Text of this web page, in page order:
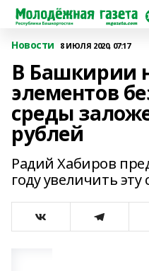
Новости 8 ИЮЛЯ 2020, 07:17
В Башкирии
элементов
среды
рублей
Радий Хабиров
году увеличить